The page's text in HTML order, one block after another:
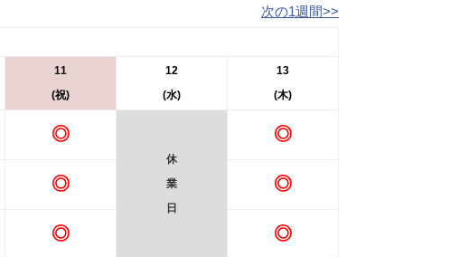
次の1週間>>
11
(祝)
12
(水)
13
(木)
◎
休
業
日
◎
◎ ◎
◎ ◎